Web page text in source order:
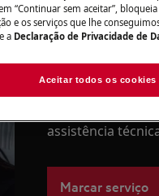
Precisa de
assistência
Marcar serviço
“Continuar sem aceitar”,
e os serviços que lhe
e a Declaração de Privacidade de
Aceitar todos os cookies